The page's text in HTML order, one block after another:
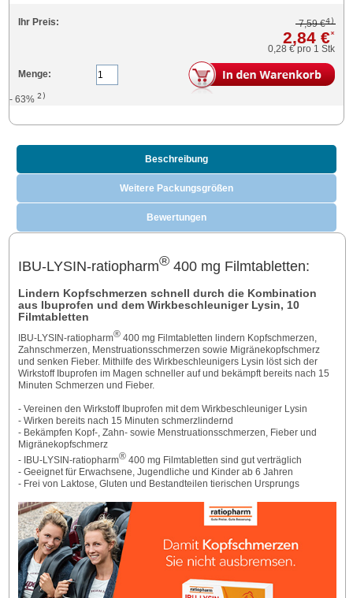
Ihr Preis: 7,59 €4)
2,84 €*
0,28 €pro 1 Stk
Menge:
- 63%2)
Beschreibung
Weitere Packungsgrößen
Bewertungen
IBU-LYSIN-ratiopharm®400 mg Filmtabletten:
Lindern Kopfschmerzen schnell durch die Kombination
aus Ibuprofen und dem Wirkbeschleuniger Lysin, 10
Filmtabletten
IBU-LYSIN-ratiopharm®400 mg Filmtabletten lindern Kopfschmerzen,
Zahnschmerzen, Menstruationsschmerzen sowie Migränekopfschmerz
und senken Fieber. Mithilfe des Wirkbeschleunigers Lysin löst sich der
Wirkstoff Ibuprofen im Magen schneller auf und bekämpft bereits nach 15
Minuten Schmerzen und Fieber.
- Vereinen den Wirkstoff Ibuprofen mit dem Wirkbeschleuniger Lysin
- Wirken bereits nach 15 Minuten schmerzlindernd
- Bekämpfen Kopf-, Zahn- sowie Menstruationsschmerzen, Fieber und
Migränekopfschmerz
- IBU-LYSIN-ratiopharm®400 mg Filmtabletten sind gut verträglich
- Geeignet für Erwachsene, Jugendliche und Kinder ab 6 Jahren
- Frei von Laktose, Gluten und Bestandteilen tierischen Ursprungs